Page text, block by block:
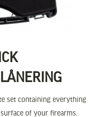
set containing everything
of your firearms.